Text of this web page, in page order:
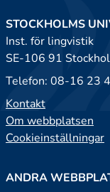
STOCKHOLMS
Inst. för lingvistik
SE-106 91
Telefon: 08-16 23
Kontakt
Om webbplatsen
Cookieinställningar
ANDRA